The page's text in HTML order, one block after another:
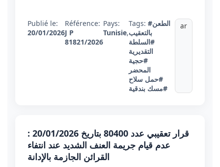
Publié le:
20/01/2026
Référence:
J P
81821/2026
Pays:
Tunisie,
Tags: #الطعن
بالتعقيب
#السلطة
التقديرية
#حجية
المحضر
#حمل سلاح
#مسك بندقية
ar
قرار تعقيبي عدد 80400 بتاريخ 20/01/2026 :
عدم قيام جريمة العنف الشديد عند انتفاء
القرائن الجازمة بالإدانة